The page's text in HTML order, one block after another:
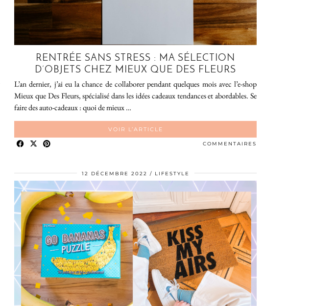
RENTRÉE SANS STRESS : MA SÉLECTION
D’OBJETS CHEZ MIEUX QUE DES FLEURS
L’an dernier, j’ai eu la chance de collaborer pendant quelques mois avec l’e-shop
Mieux que Des Fleurs, spécialisé dans les idées cadeaux tendances et abordables. Se
faire des auto-cadeaux : quoi de mieux …
VOIR L’ARTICLE
COMMENTAIRES
12 DÉCEMBRE 2022 LIFESTYLE